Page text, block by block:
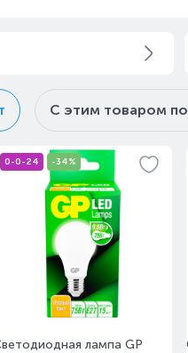
С этим товаром
0-0-24 -34%
лампа GP